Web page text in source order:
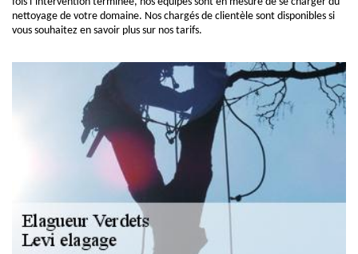
nettoyage de votre domaine. Nos chargés de clientèle sont disponibles si
vous souhaitez en savoir plus sur nos tarifs.